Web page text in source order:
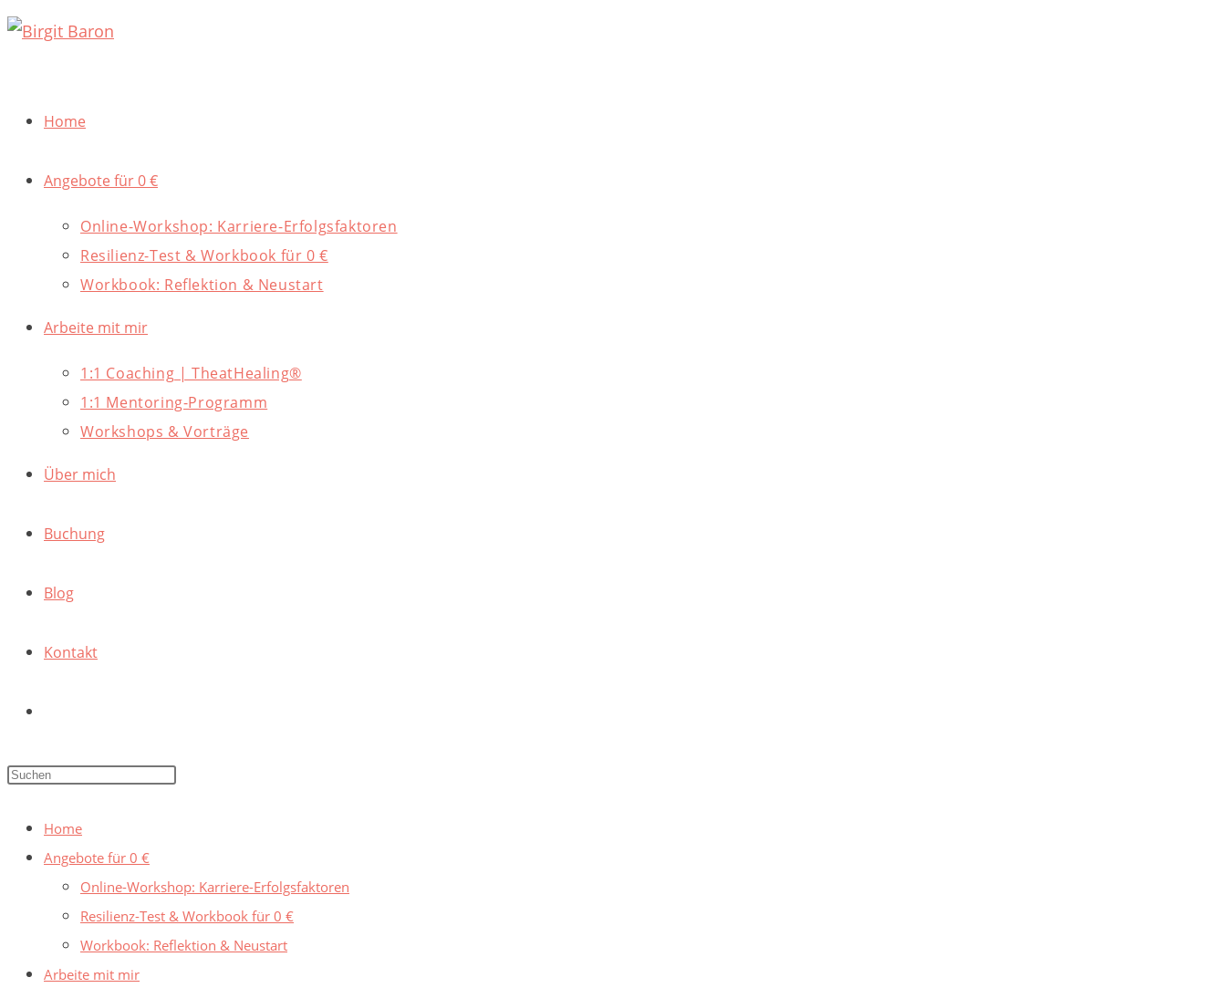
Zum
Home
Angebote für 0 €
Online-Workshop: Karriere-Erfolgsfaktoren
Resilienz-Test & Workbook für 0 €
Workbook: Reflektion & Neustart
Arbeite mit mir
1:1 Coaching | TheatHealing®
1:1 Mentoring-Programm
Workshops & Vorträge
Über mich
Buchung
Blog
Kontakt
Suche
umschalten
Press
the
search
panel.
Home
Angebote für 0 €
Online-Workshop: Karriere-Erfolgsfaktoren
Resilienz-Test & Workbook für 0 €
Workbook: Reflektion & Neustart
Arbeite mit mir